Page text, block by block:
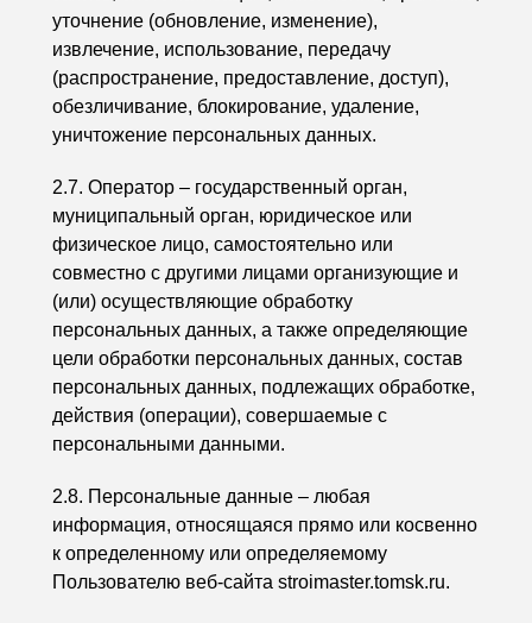
уточнение (обновление, изменение),
извлечение, использование, передачу
(распространение, предоставление, доступ),
обезличивание, блокирование, удаление,
уничтожение персональных данных.
2.7. Оператор – государственный орган,
муниципальный орган, юридическое или
физическое лицо, самостоятельно или
совместно с другими лицами организующие и
(или) осуществляющие обработку
персональных данных, а также определяющие
цели обработки персональных данных, состав
персональных данных, подлежащих обработке,
действия (операции), совершаемые с
персональными данными.
2.8. Персональные данные – любая
информация, относящаяся прямо или косвенно
к определенному или определяемому
Пользователю веб-сайта stroimaster.tomsk.ru.